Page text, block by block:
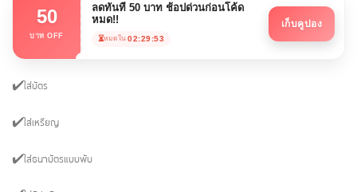
50
บาท OFF
ลดทันที 50 บาท ช้อปด่วนก่อนโค้ด
หมด!!
⏳หมดใน 02:29:53
เก็บคูปอง
✔️ใส่บัตร
✔️ใส่เหรียญ
✔️ใส่ธนาบัตรแบบพับ